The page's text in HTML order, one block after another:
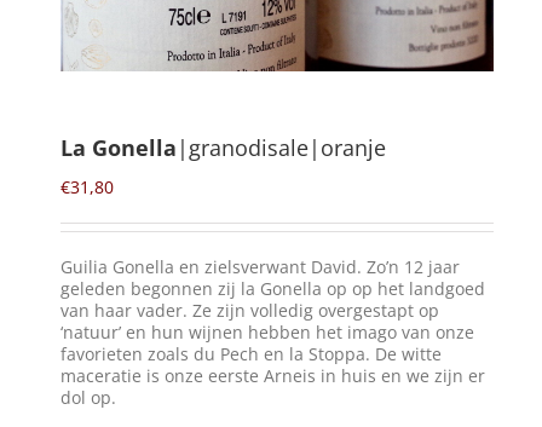
Mijn Account
naar:
NL
La Gonella |granodisale|oranje
€31,80
Guilia Gonella en zielsverwant David. Zo’n 12 jaar
geleden begonnen zij la Gonella op op het landgoed
van haar vader. Ze zijn volledig overgestapt op
‘natuur’ en hun wijnen hebben het imago van onze
favorieten zoals du Pech en la Stoppa. De witte
maceratie is onze eerste Arneis in huis en we zijn er
dol op.